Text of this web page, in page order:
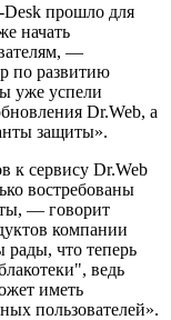
Desk прошло для
начать
—
по развитию
уже успели
Dr.Web, а
защиты».
к сервису Dr.Web
востребованы
— говорит
компании
что теперь
ведь
иметь
пользователей».